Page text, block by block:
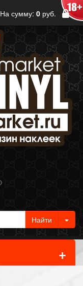
На сумму: 0 руб.
+